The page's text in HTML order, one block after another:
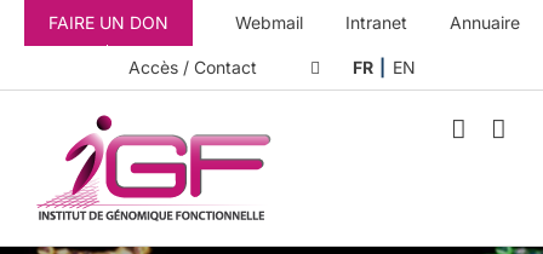
PasserFAIRE UN DON Webmail Intranet Annuaire
Accès / Contact FR EN